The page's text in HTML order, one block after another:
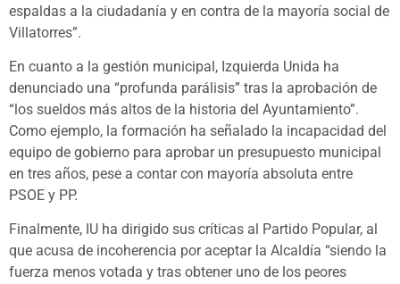
espaldas a la ciudadanía y en contra de la mayoría social de
Villatorres”.
En cuanto a la gestión municipal, Izquierda Unida ha
denunciado una “profunda parálisis” tras la aprobación de
“los sueldos más altos de la historia del Ayuntamiento”.
Como ejemplo, la formación ha señalado la incapacidad del
equipo de gobierno para aprobar un presupuesto municipal
en tres años, pese a contar con mayoría absoluta entre
PSOE y PP.
Finalmente, IU ha dirigido sus críticas al Partido Popular, al
que acusa de incoherencia por aceptar la Alcaldía “siendo la
fuerza menos votada y tras obtener uno de los peores